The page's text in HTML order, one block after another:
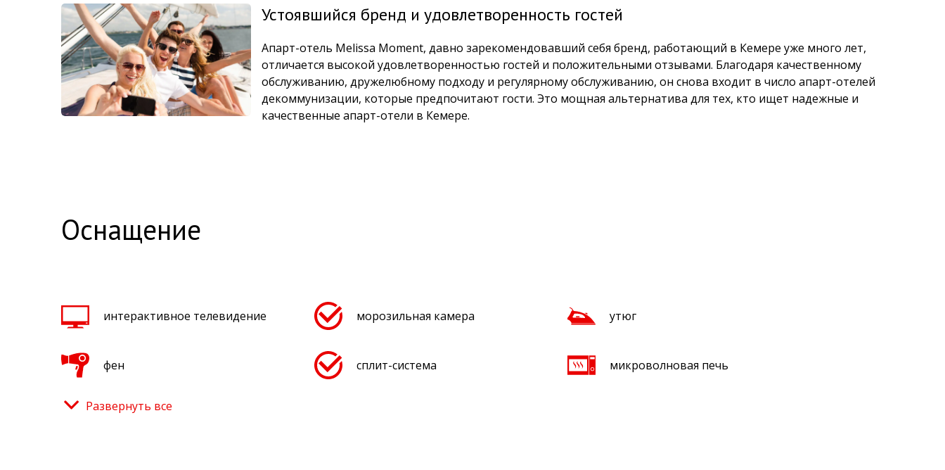
Устоявшийся бренд и удовлетворенность гостей
Апарт-отель Melissa Moment, давно зарекомендовавший себя бренд, работающий в Кемере уже много лет,
отличается высокой удовлетворенностью гостей и положительными отзывами. Благодаря качественному
обслуживанию, дружелюбному подходу и регулярному обслуживанию, он снова входит в число апарт-отелей
декоммунизации, которые предпочитают гости. Это мощная альтернатива для тех, кто ищет надежные и
качественные апарт-отели в Кемере.
Оснащение
интерактивное телевидение морозильная камера утюг
фен сплит-система микроволновая печь
плита для приготовления пищи
Развернуть все